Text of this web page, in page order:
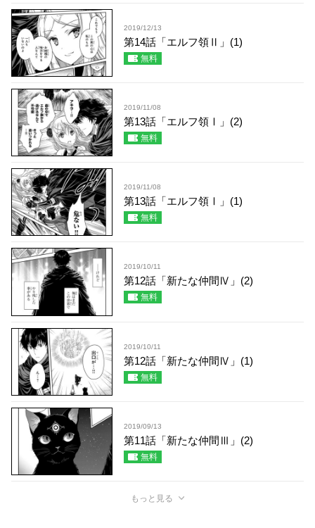
2019/12/13
第14話「エルフ領Ⅱ」(1)
無料
2019/11/08
第13話「エルフ領Ⅰ」(2)
無料
2019/11/08
第13話「エルフ領Ⅰ」(1)
無料
2019/10/11
第12話「新たな仲間Ⅳ」(2)
無料
2019/10/11
第12話「新たな仲間Ⅳ」(1)
無料
2019/09/13
第11話「新たな仲間Ⅲ」(2)
無料
もっと見る